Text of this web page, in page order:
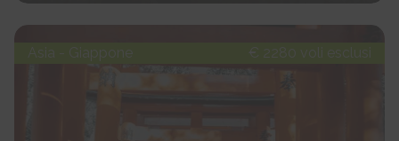
Asia - Giappone € 2280 voli esclusi